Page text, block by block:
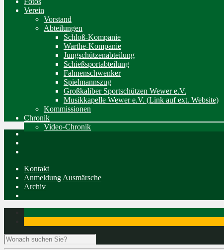
Verein
Vorstand
Abteilungen
Schloß-Kompanie
Warthe-Kompanie
Jungschützenabteilung
Schießsportabteilung
Fahnenschwenker
Spielmannszug
Großkaliber Sportschützen Wewer e.V.
Musikkapelle Wewer e.V. (Link auf ext. Website)
Kommissionen
Chronik
Video-Chronik
Kontakt
Anmeldung Ausmärsche
Archiv